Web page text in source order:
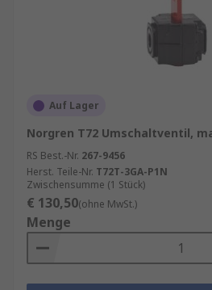
Auf Lager
Norgren T72 Umschaltventil,
RS Best.-Nr. 267-9456
Herst. Teile-Nr. T72T-3GA-P1N
Zwischensumme (1 Stück)
€ 130,50(ohne MwSt.)
Menge